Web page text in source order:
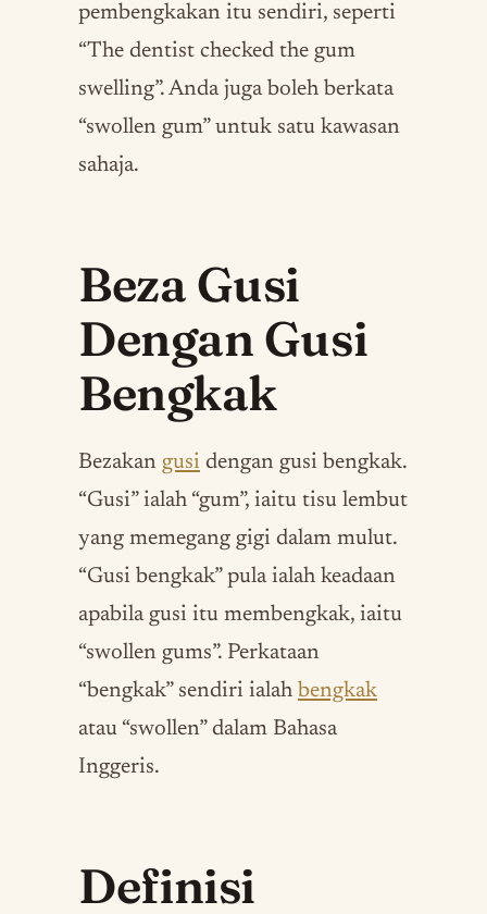
pembengkakan itu sendiri, seperti
“The dentist checked the gum
swelling”. Anda juga boleh berkata
“swollen gum” untuk satu kawasan
sahaja.
Beza Gusi
Dengan Gusi
Bengkak
Bezakan gusi dengan gusi bengkak.
“Gusi” ialah “gum”, iaitu tisu lembut
yang memegang gigi dalam mulut.
“Gusi bengkak” pula ialah keadaan
apabila gusi itu membengkak, iaitu
“swollen gums”. Perkataan
“bengkak” sendiri ialah bengkak
atau “swollen” dalam Bahasa
Inggeris.
Definisi